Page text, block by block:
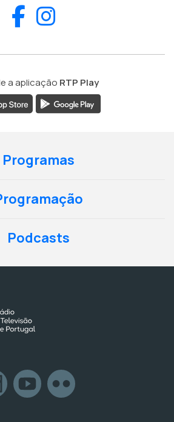
Facebook
a aplicação RTP Play
Programas
Podcasts